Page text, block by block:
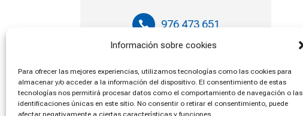
Información sobre cookies
Para ofrecer las mejores experiencias, utilizamos tecnologías como las cookies para
almacenar y/o acceder a la información del dispositivo. El consentimiento de estas
tecnologías nos permitirá procesar datos como el comportamiento de navegación o las
identificaciones únicas en este sitio. No consentir o retirar el consentimiento, puede
afectar negativamente a ciertas características y funciones.
 976 473 651
636 406 506